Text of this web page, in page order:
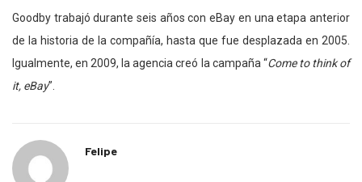
Goodby trabajó durante seis años con eBay en una etapa anterior
de la historia de la compañía, hasta que fue desplazada en 2005.
Igualmente, en 2009, la agencia creó la campaña “Come to think of
it, eBay”.
Felipe